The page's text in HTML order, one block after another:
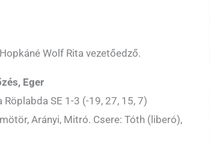
Hopkáné Wolf Rita vezetőedző.
Eger
SE 1-3 (-19, 27, 15, 7)
Arányi, Mitró. Csere: Tóth (liberó),